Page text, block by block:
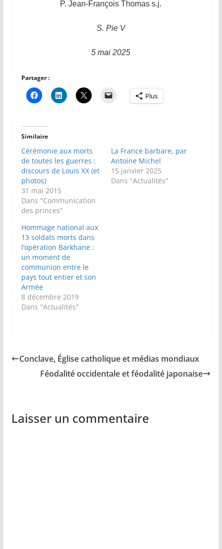
P. Jean-François Thomas s.j.
S. Pie V
5 mai 2025
Partager :
Plus
Similaire
Cérémonie aux morts
de toutes les guerres :
discours de Louis XX (et
photos)
31 mai 2015
Dans "Communication
des princes"
La France barbare, par
Antoine Michel
15 janvier 2025
Dans "Actualités"
Hommage national aux
13 soldats morts dans
l’opération Barkhane :
un moment de
communion entre le
pays tout entier et son
Armée
8 décembre 2019
Dans "Actualités"
Conclave, Église catholique et médias mondiaux
Féodalité occidentale et féodalité japonaise
Laisser un commentaire